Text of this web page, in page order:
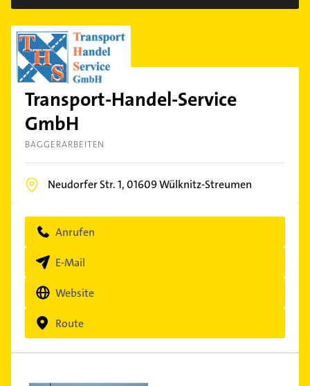
Transport-Handel-Service
GmbH
BAGGERARBEITEN
Neudorfer Str. 1,01609Wülknitz-Streumen
Anrufen
E-Mail
Website
Route